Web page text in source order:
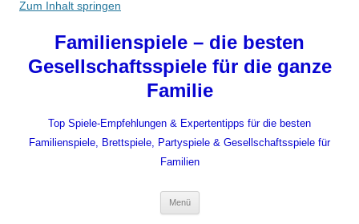
Zum Inhalt springen
Familienspiele – die besten
Gesellschaftsspiele für die ganze
Familie
Top Spiele-Empfehlungen & Expertentipps für die besten
Familienspiele, Brettspiele, Partyspiele & Gesellschaftsspiele für
Familien
Menü